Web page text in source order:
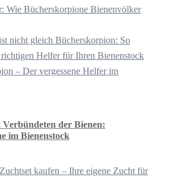
Wie Bücherskorpione Bienenvölker
nicht gleich Bücherskorpion: So
Helfer für Ihren Bienenstock
– Der vergessene Helfer im
Verbündeten der Bienen:
im Bienenstock
kaufen – Ihre eigene Zucht für